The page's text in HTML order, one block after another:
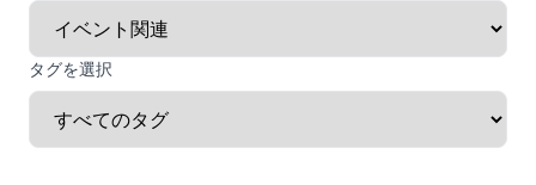
タグを選択